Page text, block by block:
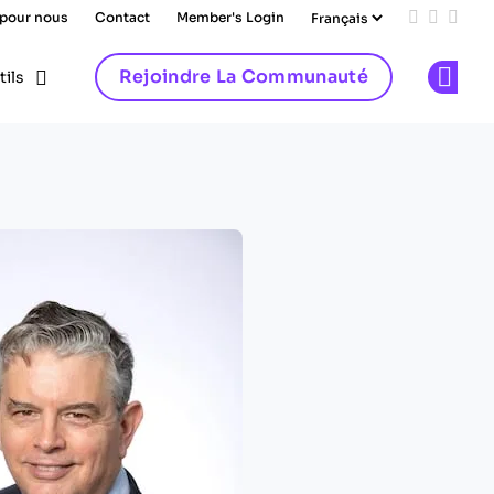
nous Contact Member's Login Add us
Follow
Rejoindre La Communauté